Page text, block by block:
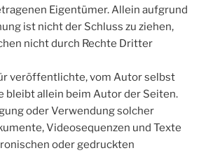
Eigentümer. Allein aufgrund
ist nicht der Schluss zu ziehen,
nicht durch Rechte Dritter
veröffentlichte, vom Autor selbst
bleibt allein beim Autor der Seiten.
oder Verwendung solcher
Videosequenzen und Texte
oder gedruckten